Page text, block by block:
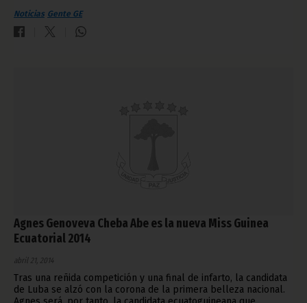
Noticias Gente GE
Agnes Genoveva Cheba Abe es la nueva Miss Guinea
Ecuatorial 2014
abril 21, 2014
Tras una reñida competición y una final de infarto, la candidata
de Luba se alzó con la corona de la primera belleza nacional.